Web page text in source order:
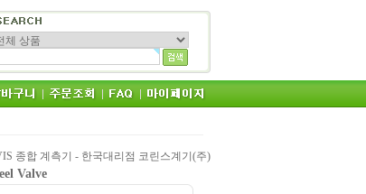
종합 계측기 - 한국대리점 코린스계기(주)
Valve